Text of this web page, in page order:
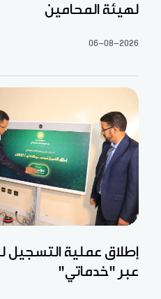
لهيئة المحامين
06-08-2026
إطلاق عملية التسجيل
عبر "خدماتي"